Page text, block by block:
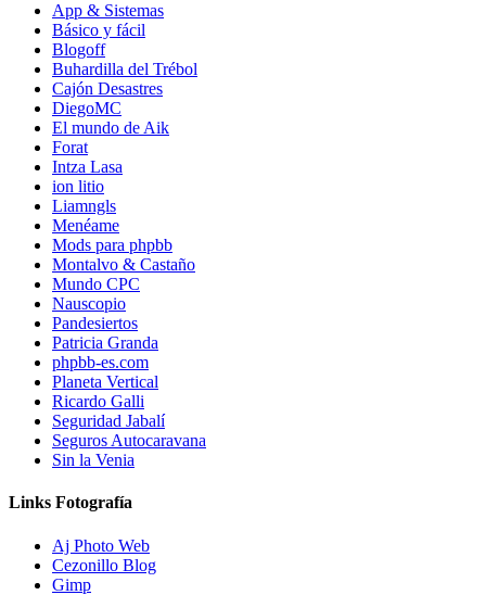
App & Sistemas
Básico y fácil
Blogoff
Buhardilla del Trébol
Cajón Desastres
DiegoMC
El mundo de Aik
Forat
Intza Lasa
ion litio
Liamngls
Menéame
Mods para phpbb
Montalvo & Castaño
Mundo CPC
Nauscopio
Pandesiertos
Patricia Granda
phpbb-es.com
Planeta Vertical
Ricardo Galli
Seguridad Jabalí
Seguros Autocaravana
Sin la Venia
Links Fotografía
Aj Photo Web
Cezonillo Blog
Gimp